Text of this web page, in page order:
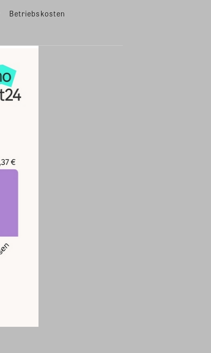
Betriebskosten